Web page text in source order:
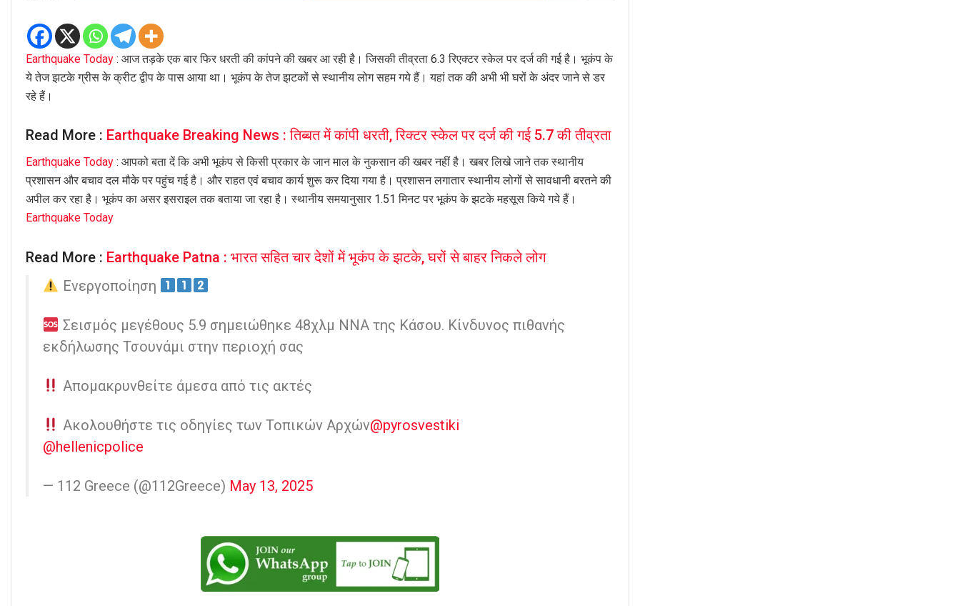
Earthquake Today : आज तड़के एक बार फिर धरती की कांपने की खबर आ रही है। जिसकी तीव्रता 6.3 रिएक्टर स्केल पर दर्ज की गई है। भूकंप के
ये तेज झटके ग्रीस के क्रीट द्वीप के पास आया था। भूकंप के तेज झटकों से स्थानीय लोग सहम गये हैं। यहां तक की अभी भी घरों के अंदर जाने से डर
रहे हैं।
Read More : Earthquake Breaking News : तिब्बत में कांपी धरती, रिक्टर स्केल पर दर्ज की गई 5.7 की तीव्रता
Earthquake Today : आपको बता दें कि अभी भूकंप से किसी प्रकार के जान माल के नुकसान की खबर नहीं है। खबर लिखे जाने तक स्थानीय
प्रशासन और बचाव दल मौके पर पहुंच गई है। और राहत एवं बचाव कार्य शुरू कर दिया गया है। प्रशासन लगातार स्थानीय लोगों से सावधानी बरतने की
अपील कर रहा है। भूकंप का असर इसराइल तक बताया जा रहा है। स्थानीय समयानुसार 1.51 मिनट पर भूकंप के झटके महसूस किये गये हैं।
Earthquake Today
Read More : Earthquake Patna : भारत सहित चार देशों में भूकंप के झटके, घरों से बाहर निकले लोग
Ενεργοποίηση
Σεισμός μεγέθους 5.9 σημειώθηκε 48χλμ ΝΝΑ της Κάσου. Κίνδυνος πιθανής
εκδήλωσης Τσουνάμι στην περιοχή σας
Απομακρυνθείτε άμεσα από τις ακτές
Ακολουθήστε τις οδηγίες των Τοπικών Αρχών@pyrosvestiki
@hellenicpolice
— 112 Greece (@112Greece) May 13, 2025